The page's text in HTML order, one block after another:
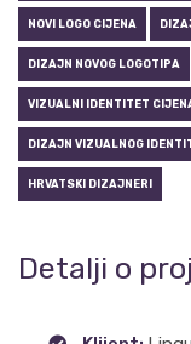
NOVI LOGO CIJENA
DIZAJN NOVOG LOGOTIPA
VIZUALNI IDENTITET
DIZAJN VIZUALNOG
HRVATSKI DIZAJNERI
Detalji o